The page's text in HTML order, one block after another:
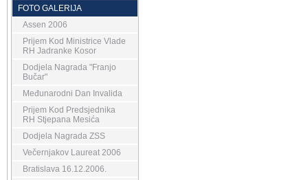
FOTO GALERIJA
Assen 2006
Prijem Kod Ministrice Vlade
RH Jadranke Kosor
Dodjela Nagrada "Franjo
Bučar"
Međunarodni Dan Invalida
Prijem Kod Predsjednika
RH Stjepana Mesića
Dodjela Nagrada ZSS
Večernjakov Laureat 2006
Bratislava 16.12.2006.